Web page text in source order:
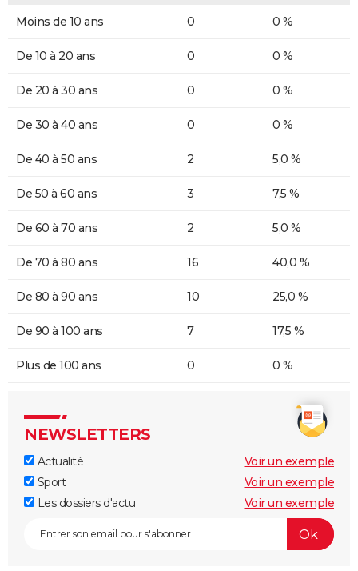
Moins de 10 ans 0 0 %
De 10 à 20 ans 0 0 %
De 20 à 30 ans 0 0 %
De 30 à 40 ans 0 0 %
De 40 à 50 ans 2 5,0 %
De 50 à 60 ans 3 7,5 %
De 60 à 70 ans 2 5,0 %
De 70 à 80 ans 16 40,0 %
De 80 à 90 ans 10 25,0 %
De 90 à 100 ans 7 17,5 %
Plus de 100 ans 0 0 %
NEWSLETTERS
Actualité
Voir un exemple
Sport
Voir un exemple
Les dossiers d'actu
Voir un exemple